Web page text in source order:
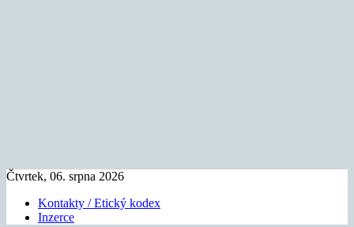
Čtvrtek, 06. srpna 2026
Kontakty / Etický kodex
Inzerce